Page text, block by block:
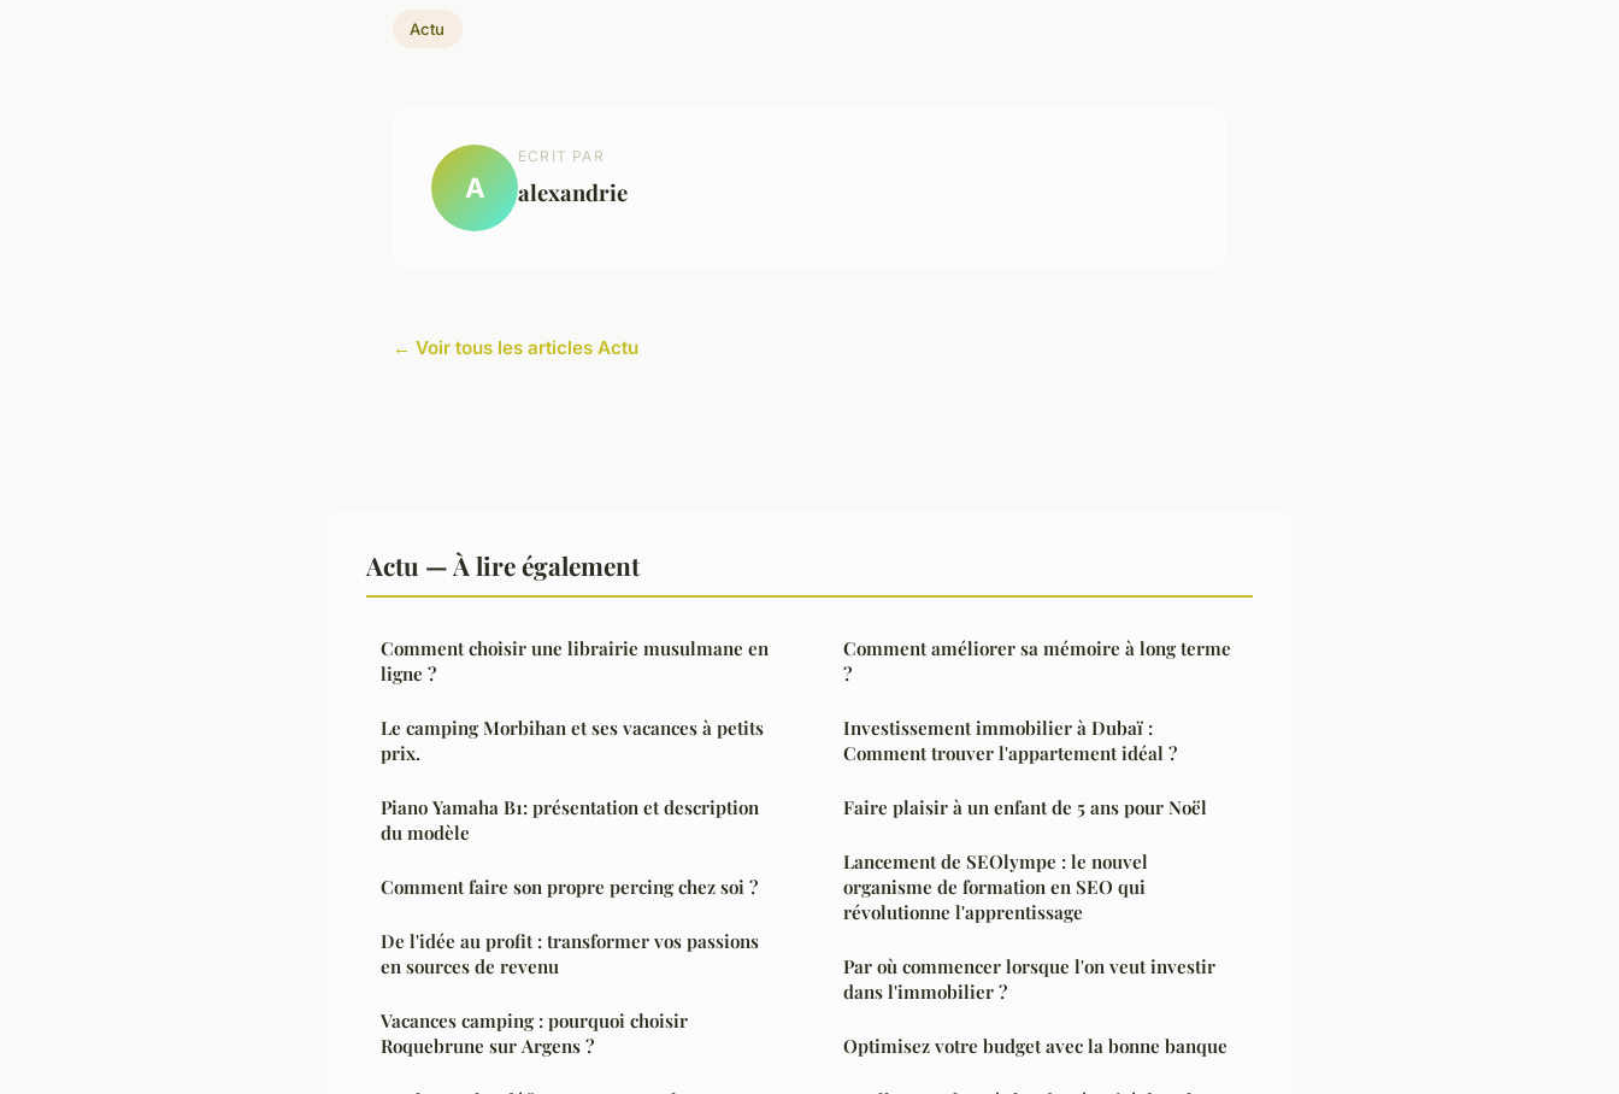
Actu
A
ECRIT PAR
alexandrie
← Voir tous les articles Actu
Actu — À lire également
Comment choisir une librairie musulmane en
ligne ?
Le camping Morbihan et ses vacances à petits
prix.
Piano Yamaha B1: présentation et description
du modèle
Comment faire son propre percing chez soi ?
De l'idée au profit : transformer vos passions
en sources de revenu
Vacances camping : pourquoi choisir
Roquebrune sur Argens ?
Comment améliorer sa mémoire à long terme
?
Investissement immobilier à Dubaï :
Comment trouver l'appartement idéal ?
Faire plaisir à un enfant de 5 ans pour Noël
Lancement de SEOlympe : le nouvel
organisme de formation en SEO qui
révolutionne l'apprentissage
Par où commencer lorsque l'on veut investir
dans l'immobilier ?
Optimisez votre budget avec la bonne banque